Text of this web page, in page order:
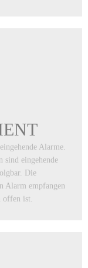
Alarme.
sind eingehende
Die
Alarm empfangen
ist.